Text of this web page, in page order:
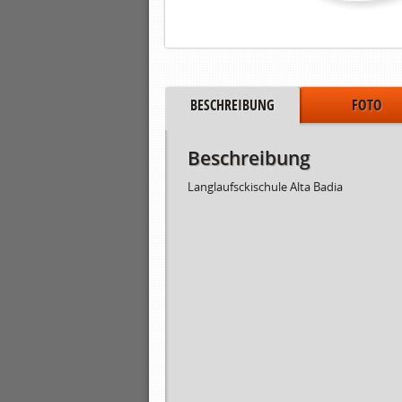
BESCHREIBUNG FOTO
Beschreibung
Langlaufsckischule Alta Badia